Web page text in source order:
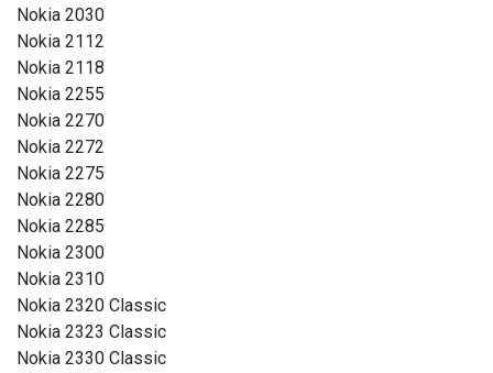
Nokia 2030
Nokia 2112
Nokia 2118
Nokia 2255
Nokia 2270
Nokia 2272
Nokia 2275
Nokia 2280
Nokia 2285
Nokia 2300
Nokia 2310
Nokia 2320 Classic
Nokia 2323 Classic
Nokia 2330 Classic